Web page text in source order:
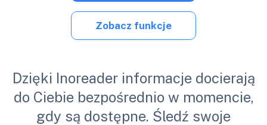
Dzięki Inoreader informacje docierają
do Ciebie bezpośrednio w momencie,
gdy są dostępne. Śledź swoje
Zobacz funkcje